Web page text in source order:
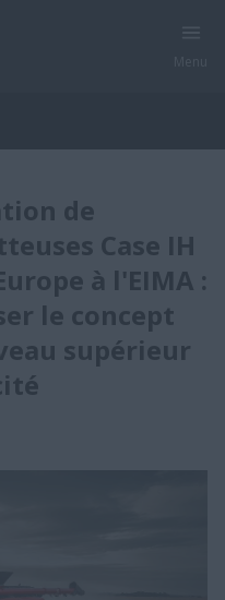
de
Case IH
à l'EIMA :
le concept
supérieur